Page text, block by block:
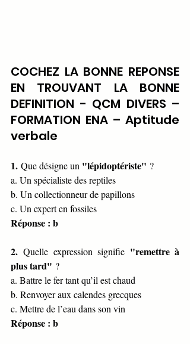
COCHEZ LA BONNE REPONSE
EN TROUVANT LA BONNE
DEFINITION - QCM DIVERS –
FORMATION ENA – Aptitude
verbale
1. Que désigne un "lépidoptériste" ?
a. Un spécialiste des reptiles
b. Un collectionneur de papillons
c. Un expert en fossiles
Réponse : b
2. Quelle expression signifie "remettre à
plus tard" ?
a. Battre le fer tant qu’il est chaud
b. Renvoyer aux calendes grecques
c. Mettre de l’eau dans son vin
Réponse : b